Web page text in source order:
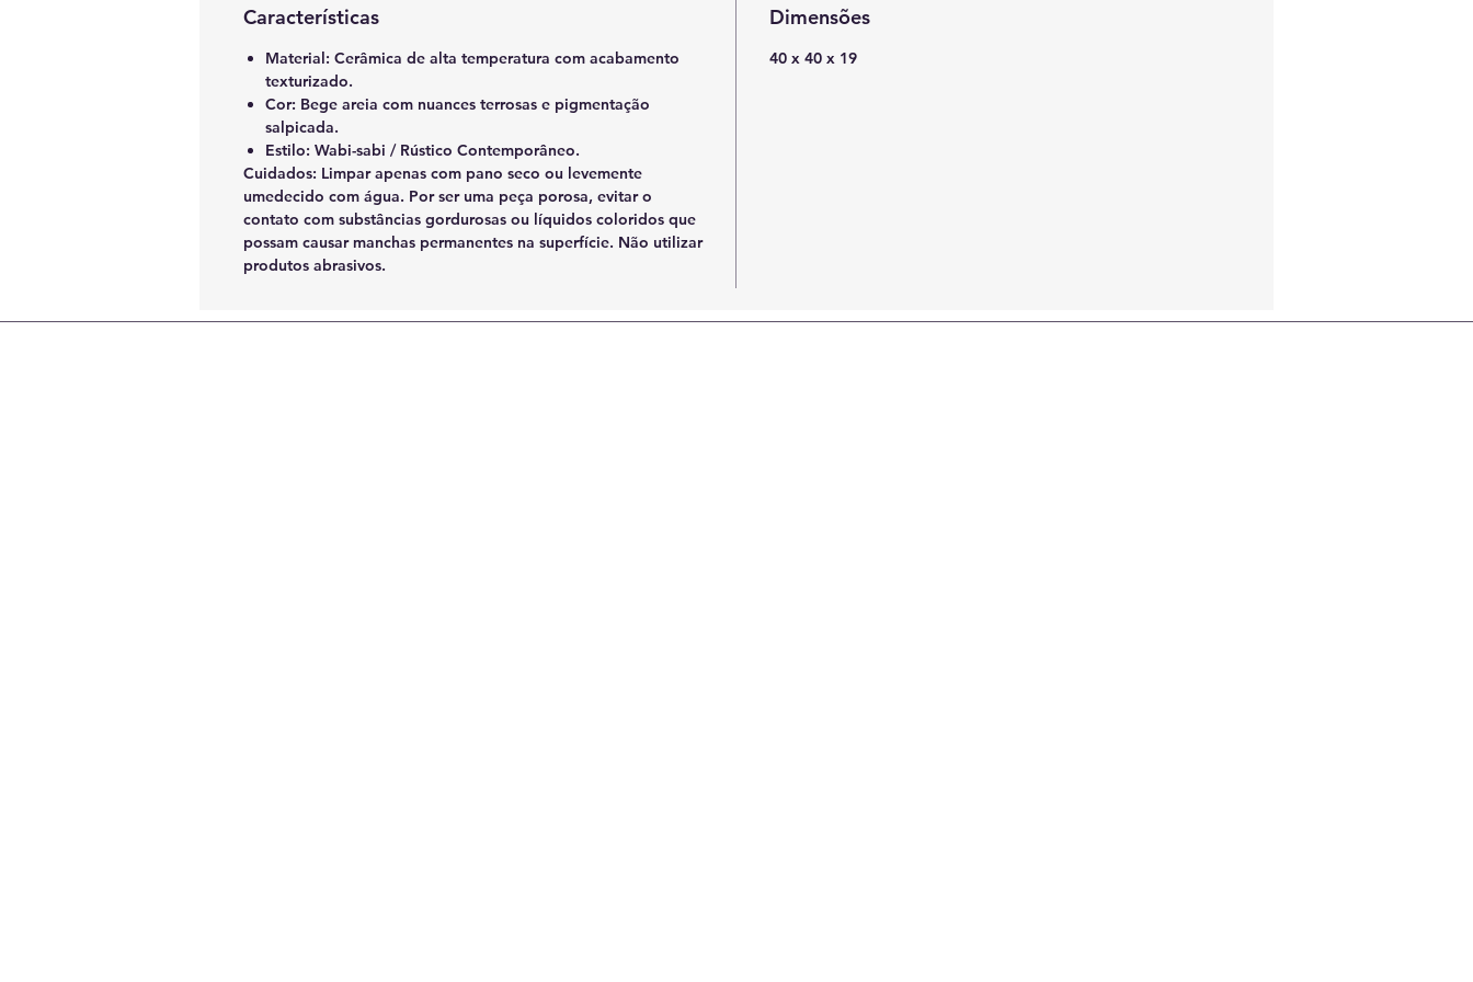
Características
Material: Cerâmica de alta temperatura com acabamento
texturizado.
Cor: Bege areia com nuances terrosas e pigmentação
salpicada.
Estilo: Wabi-sabi / Rústico Contemporâneo.
Cuidados: Limpar apenas com pano seco ou levemente
umedecido com água. Por ser uma peça porosa, evitar o
contato com substâncias gordurosas ou líquidos coloridos que
possam causar manchas permanentes na superfície. Não utilizar
produtos abrasivos.
Dimensões
40 x 40 x 19